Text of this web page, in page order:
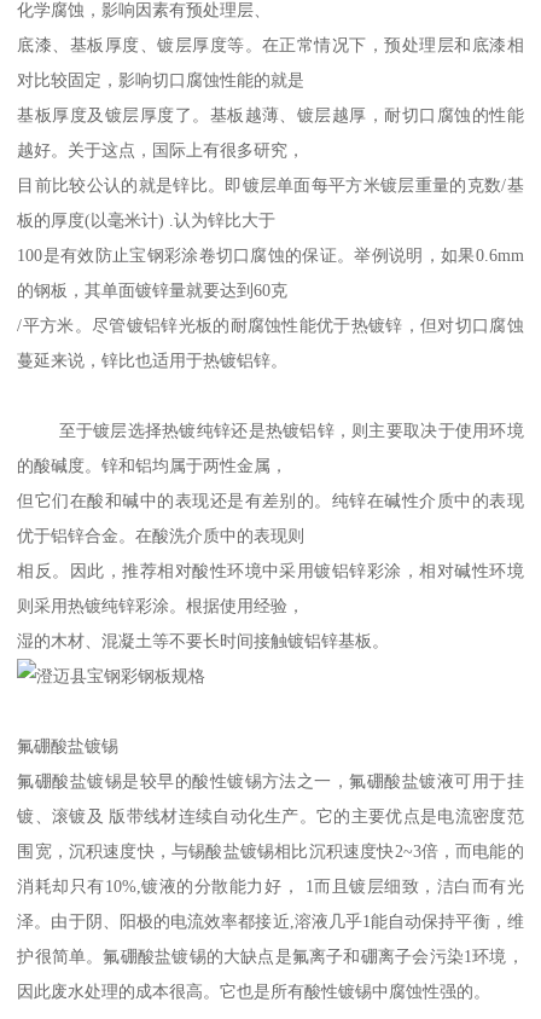
化学腐蚀，影响因素有预处理层、
底漆、基板厚度、镀层厚度等。在正常情况下，预处理层和底漆相
对比较固定，影响切口腐蚀性能的就是
基板厚度及镀层厚度了。基板越薄、镀层越厚，耐切口腐蚀的性能
越好。关于这点，国际上有很多研究，
目前比较公认的就是锌比。即镀层单面每平方米镀层重量的克数/基
板的厚度(以毫米计) .认为锌比大于
100是有效防止宝钢彩涂卷切口腐蚀的保证。举例说明，如果0.6mm
的钢板，其单面镀锌量就要达到60克
/平方米。尽管镀铝锌光板的耐腐蚀性能优于热镀锌，但对切口腐蚀
蔓延来说，锌比也适用于热镀铝锌。
至于镀层选择热镀纯锌还是热镀铝锌，则主要取决于使用环境
的酸碱度。锌和铝均属于两性金属，
但它们在酸和碱中的表现还是有差别的。纯锌在碱性介质中的表现
优于铝锌合金。在酸洗介质中的表现则
相反。因此，推荐相对酸性环境中采用镀铝锌彩涂，相对碱性环境
则采用热镀纯锌彩涂。根据使用经验，
湿的木材、混凝土等不要长时间接触镀铝锌基板。
氟硼酸盐镀锡
氟硼酸盐镀锡是较早的酸性镀锡方法之一，氟硼酸盐镀液可用于挂
镀、滚镀及 版带线材连续自动化生产。它的主要优点是电流密度范
围宽，沉积速度快，与锡酸盐镀锡相比沉积速度快2~3倍，而电能的
消耗却只有10%,镀液的分散能力好， 1而且镀层细致，洁白而有光
泽。由于阴、阳极的电流效率都接近,溶液几乎1能自动保持平衡，维
护很简单。氟硼酸盐镀锡的大缺点是氟离子和硼离子会污染1环境，
因此废水处理的成本很高。它也是所有酸性镀锡中腐蚀性强的。